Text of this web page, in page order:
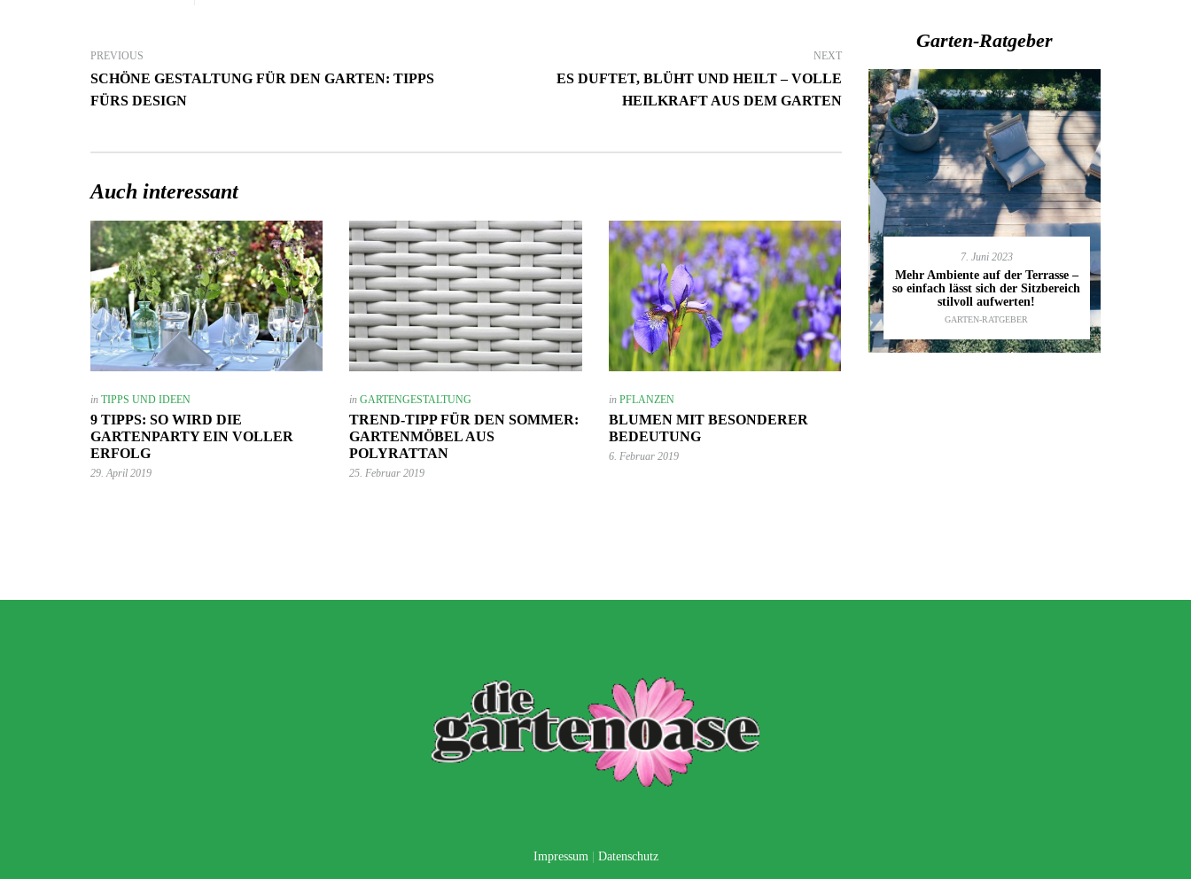
PREVIOUS
SCHÖNE GESTALTUNG FÜR DEN GARTEN: TIPPS
FÜRS DESIGN
NEXT
ES DUFTET, BLÜHT UND HEILT – VOLLE
HEILKRAFT AUS DEM GARTEN
Auch interessant
in TIPPS UND IDEEN
9 TIPPS: SO WIRD DIE
GARTENPARTY EIN VOLLER
ERFOLG
29. April 2019
inGARTENGESTALTUNG
TREND-TIPP FÜR DEN SOMMER:
GARTENMÖBEL AUS
POLYRATTAN
25. Februar 2019
in PFLANZEN
BLUMEN MIT BESONDERER
BEDEUTUNG
6. Februar 2019
Garten-Ratgeber
7. Juni 2023
Mehr Ambiente auf der Terrasse –
so einfach lässt sich der Sitzbereich
stilvoll aufwerten!
GARTEN-RATGEBER
11. November 2022
Gartenmöbel winterfest machen –
die wichtigsten Aufgaben
TIPPS UND IDEEN
2. September 2024
Wie du mit Kunstpflanzen deinen
Garten verschönern kannst
GARTEN-RATGEBER,GARTENGESTALTUNG,
PFLANZEN,TIPPS UND IDEEN
7. Juni 2023
Mehr Ambiente auf der Terrasse –
so einfach lässt sich der Sitzbereich
stilvoll aufwerten!
GARTEN-RATGEBER
Impressum Datenschutz